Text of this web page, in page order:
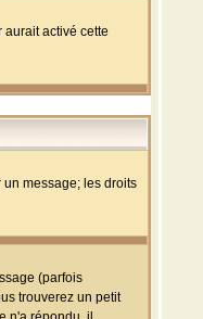
activé cette
message; les droits
(parfois
trouverez un petit